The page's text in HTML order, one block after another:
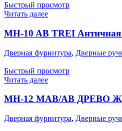
Быстрый просмотр
Читать далее
MH-10 AB TREI Античная
Дверная фурнитура, Дверные
Быстрый просмотр
Читать далее
MH-12 MAB/AB ДРЕВО
Дверная фурнитура, Дверные